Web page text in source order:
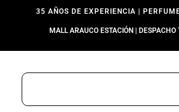
35 AÑOS DE EXPERIENCIA |
MALL ARAUCO ESTACIÓN | DESPACHO